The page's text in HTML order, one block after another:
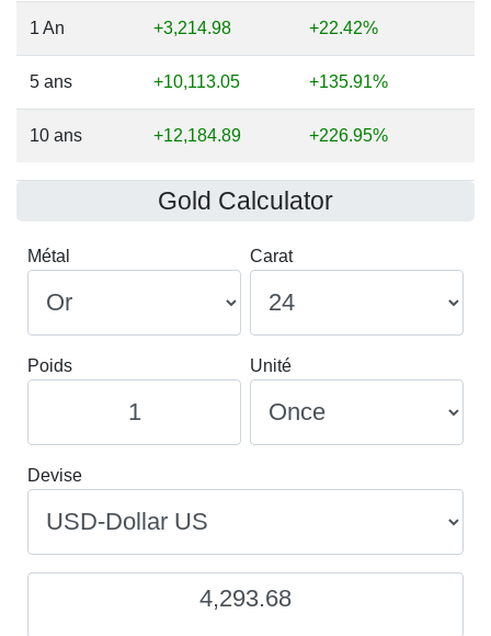
1 An +3,214.98 +22.42%
5 ans +10,113.05 +135.91%
10 ans +12,184.89 +226.95%
Gold Calculator
Métal Carat
Poids Unité
Devise
4,293.68